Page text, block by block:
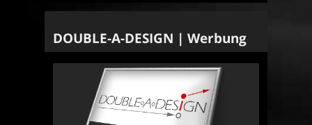
DOUBLE-A-DESIGN | Werbung